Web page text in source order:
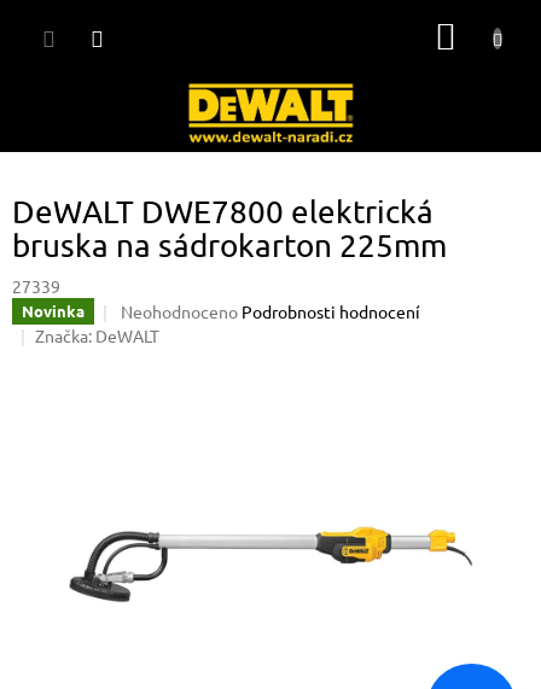
DeWALT DWE7800 elektrická
bruska na sádrokarton 225mm
27339
Novinka
Průměrné
hodnocení
Neohodnoceno Podrobnosti hodnocení
Značka: DeWALT